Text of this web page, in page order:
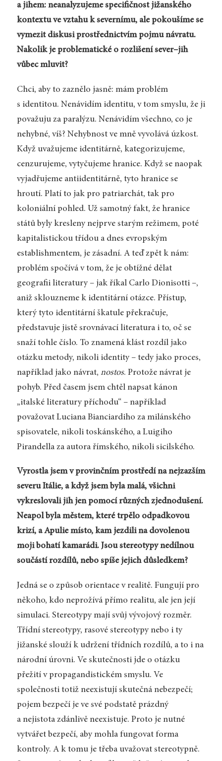
a jihem: neanalyzujeme specifičnost jižanského
kontextu ve vztahu k severnímu, ale pokoušíme se
vymezit diskusi prostřednictvím pojmu návratu.
Nakolik je problematické o rozlišení sever–jih
vůbec mluvit?
Chci, aby to zaznělo jasně: mám problém
s identitou. Nenávidím identitu, v tom smyslu, že ji
považuju za paralýzu. Nenávidím všechno, co je
nehybné, víš? Nehybnost ve mně vyvolává úzkost.
Když uvažujeme identitárně, kategorizujeme,
cenzurujeme, vytyčujeme hranice. Když se naopak
vyjadřujeme antiidentitárně, tyto hranice se
hroutí. Platí to jak pro patriarchát, tak pro
koloniální pohled. Už samotný fakt, že hranice
států byly kresleny nejprve starým režimem, poté
kapitalistickou třídou a dnes evropským
establishmentem, je zásadní. A teď zpět k nám:
problém spočívá v tom, že je obtížné dělat
geografii literatury – jak říkal Carlo Dionisotti –,
aniž sklouzneme k identitární otázce. Přístup,
který tyto identitární škatule překračuje,
představuje jistě srovnávací literatura i to, oč se
snaží tohle číslo. To znamená klást rozdíl jako
otázku metody, nikoli identity – tedy jako proces,
například jako návrat, nostos. Protože návrat je
pohyb. Před časem jsem chtěl napsat kánon
„italské literatury příchodu“ – například
považovat Lucia­na Bianciardiho za milánského
spisovatele, nikoli toskánského, a Luigiho
Pirandella za autora římského, nikoli sicilského.
Vyrostla jsem v provinčním prostředí na nejzazším
severu Itálie, a když jsem byla malá, všichni
vykreslovali jih jen pomocí různých zjednodušení.
Neapol byla městem, které trpělo odpadkovou
krizí, a Apulie místo, kam jezdili na dovolenou
moji bohatí kamarádi. Jsou stereotypy nedílnou
součástí rozdílů, nebo spíše jejich důsledkem?
Jedná se o způsob orientace v realitě. Fungují pro
někoho, kdo neprožívá přímo realitu, ale jen její
simulaci. Stereotypy mají svůj vývojový rozměr.
Třídní stereotypy, rasové stereotypy nebo i ty
jižanské slouží k udržení třídních rozdílů, a to i na
národní úrovni. Ve skutečnosti jde o otázku
přežití v propagandistickém smyslu. Ve
společnosti totiž neexistují skutečná nebezpečí;
pojem bezpečí je ve své podstatě prázdný
a nejistota zdánlivě neexistuje. Proto je nutné
vytvářet bezpečí, aby mohla fungovat forma
kontroly. A k tomu je třeba uvažovat stereotypně.